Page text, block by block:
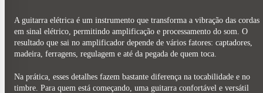
A guitarra elétrica é um instrumento que transforma a vibração das cordas
em sinal elétrico, permitindo amplificação e processamento do som. O
resultado que sai no amplificador depende de vários fatores: captadores,
madeira, ferragens, regulagem e até da pegada de quem toca.
Na prática, esses detalhes fazem bastante diferença na tocabilidade e no
timbre. Para quem está começando, uma guitarra confortável e versátil